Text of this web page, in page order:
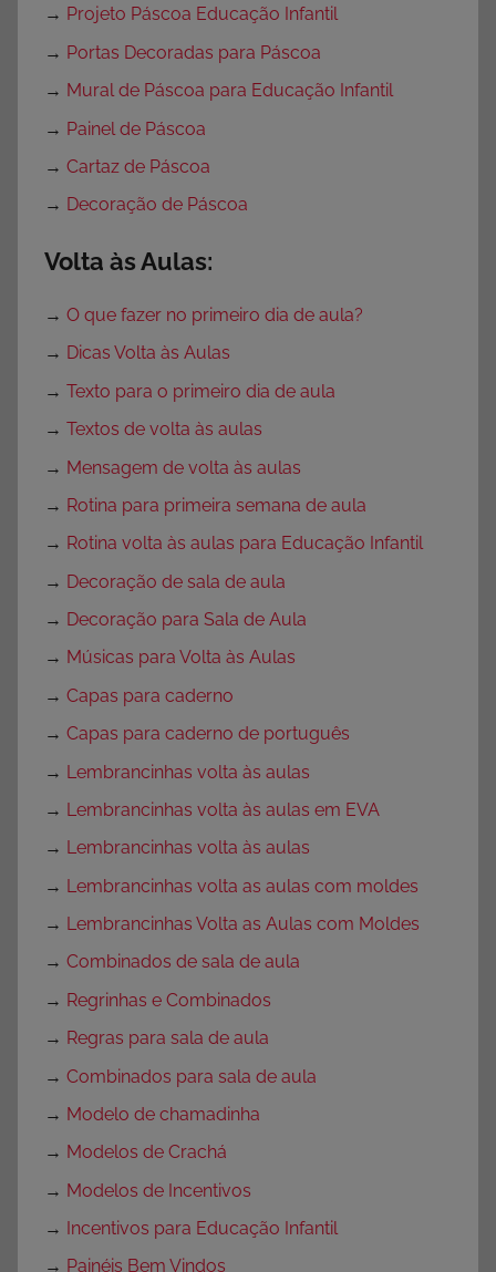
→ Projeto Páscoa Educação Infantil
→ Portas Decoradas para Páscoa
→ Mural de Páscoa para Educação Infantil
→ Painel de Páscoa
→ Cartaz de Páscoa
→ Decoração de Páscoa
Volta às Aulas:
→ O que fazer no primeiro dia de aula?
→ Dicas Volta às Aulas
→ Texto para o primeiro dia de aula
→ Textos de volta às aulas
→ Mensagem de volta às aulas
→ Rotina para primeira semana de aula
→ Rotina volta às aulas para Educação Infantil
→ Decoração de sala de aula
→ Decoração para Sala de Aula
→ Músicas para Volta às Aulas
→ Capas para caderno
→ Capas para caderno de português
→ Lembrancinhas volta às aulas
→ Lembrancinhas volta às aulas em EVA
→ Lembrancinhas volta às aulas
→ Lembrancinhas volta as aulas com moldes
→ Lembrancinhas Volta as Aulas com Moldes
→ Combinados de sala de aula
→ Regrinhas e Combinados
→ Regras para sala de aula
→ Combinados para sala de aula
→ Modelo de chamadinha
→ Modelos de Crachá
→ Modelos de Incentivos
→ Incentivos para Educação Infantil
→ Painéis Bem Vindos